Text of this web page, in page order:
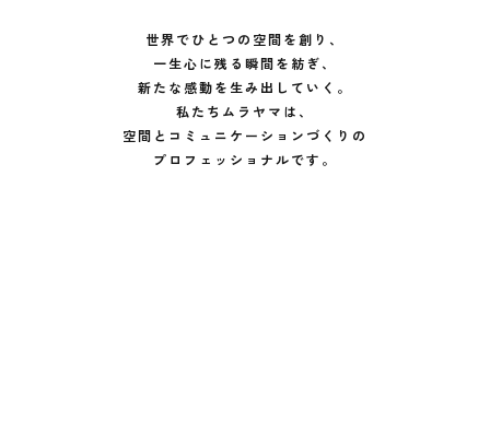
世界でひとつの空間を創り、
一生心に残る瞬間を紡ぎ、
新たな感動を生み出していく。
私たちムラヤマは、
空間とコミュニケーションづくりの
プロフェッショナルです。